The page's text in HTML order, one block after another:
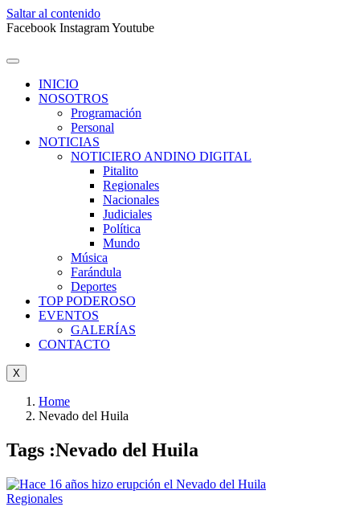
Saltar al contenido
Facebook InstagramYoutube
INICIO
NOSOTROS
Programación
Personal
NOTICIAS
NOTICIERO ANDINO DIGITAL
Pitalito
Regionales
Nacionales
Judiciales
Política
Mundo
Música
Farándula
Deportes
TOP PODEROSO
EVENTOS
GALERÍAS
CONTACTO
X
Home
Nevado del Huila
Tags :Nevado del Huila
Regionales